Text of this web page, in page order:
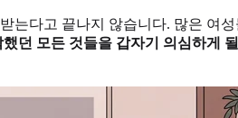
는다고 끝나지 않습니다. 많은 여
던 모든 것들을 갑자기 의심하게